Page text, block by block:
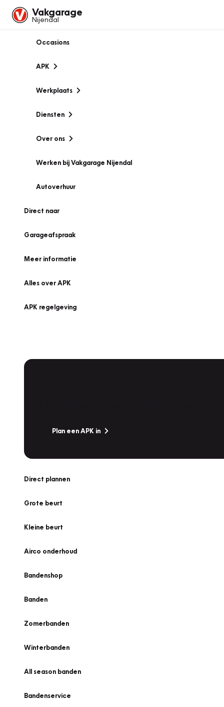
Vakgarage
Nijendal
Occasions
APK
Werkplaats
Diensten
Over ons
Werken bij Vakgarage Nijendal
Autoverhuur
Direct naar
Garageafspraak
Meer informatie
Alles over APK
APK regelgeving
Plan een APK in
Direct plannen
Grote beurt
Kleine beurt
Airco onderhoud
Bandenshop
Banden
Zomerbanden
Winterbanden
All season banden
Bandenservice